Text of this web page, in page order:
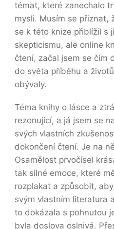
témat, které zanechalo
mysli. Musím se přiznat,
se k této knize přiblížil s
skepticismu, ale online
čtení, začal jsem se čím
do světa příběhu a
obývaly.
Téma knihy o lásce a
rezonující, a já jsem se
svých vlastních
dokončení čtení. Je na
Osamělost prvočísel
tak silné emoce, které
rozplakat a způsobit,
svým vlastním literatura
to dokázala s pohnutou
byla doslova oslnivá.